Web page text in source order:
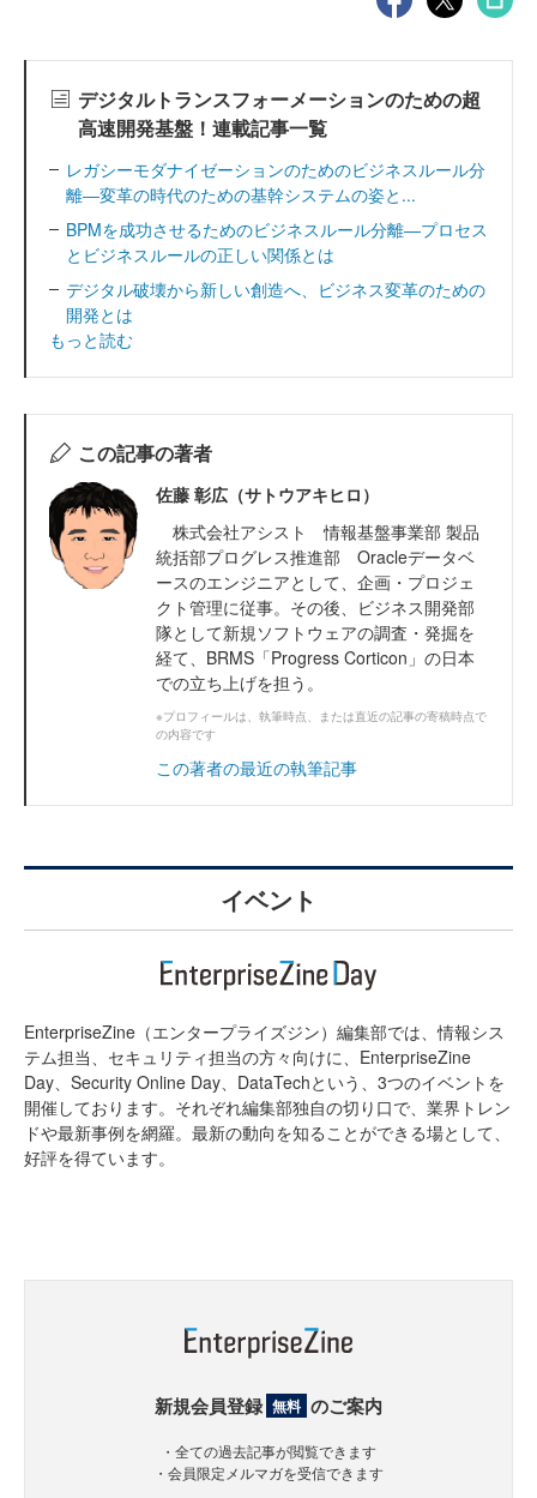
デジタルトランスフォーメーションのための超
高速開発基盤！連載記事一覧
レガシーモダナイゼーションのためのビジネスルール分
離―変革の時代のための基幹システムの姿と...
BPMを成功させるためのビジネスルール分離―プロセス
とビジネスルールの正しい関係とは
デジタル破壊から新しい創造へ、ビジネス変革のための
開発とは
もっと読む
この記事の著者
佐藤 彰広（サトウアキヒロ）
株式会社アシスト 情報基盤事業部 製品
統括部プログレス推進部 Oracleデータベ
ースのエンジニアとして、企画・プロジェ
クト管理に従事。その後、ビジネス開発部
隊として新規ソフトウェアの調査・発掘を
経て、BRMS「Progress Corticon」の日本
での立ち上げを担う。
※プロフィールは、執筆時点、または直近の記事の寄稿時点で
の内容です
この著者の最近の執筆記事
イベント
EnterpriseZine（エンタープライズジン）編集部では、情報シス
テム担当、セキュリティ担当の方々向けに、EnterpriseZine
Day、Security Online Day、DataTechという、3つのイベントを
開催しております。それぞれ編集部独自の切り口で、業界トレン
ドや最新事例を網羅。最新の動向を知ることができる場として、
好評を得ています。
新規会員登録 無料 のご案内
・全ての過去記事が閲覧できます
・会員限定メルマガを受信できます